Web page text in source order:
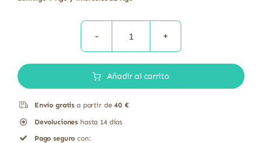
Espliego
spica
Añadir al carrito
Envío gratis a partir de40 €
Devoluciones hasta 14 días
Pago seguro con: